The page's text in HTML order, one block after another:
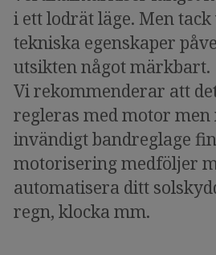
i ett lodrät läge. Men
tekniska egenskaper
utsikten något märkbart.
Vi rekommenderar att
regleras med motor
invändigt bandreglage
motorisering medföljer
automatisera ditt
regn, klocka mm.